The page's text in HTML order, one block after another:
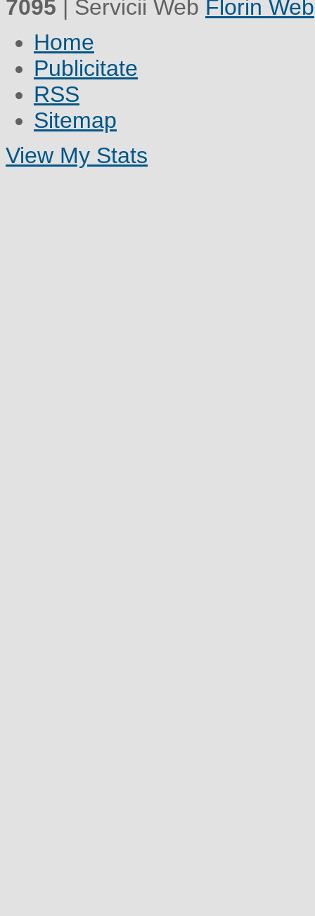
7095 | Servicii Web Florin Web
Home
Publicitate
RSS
Sitemap
View My Stats